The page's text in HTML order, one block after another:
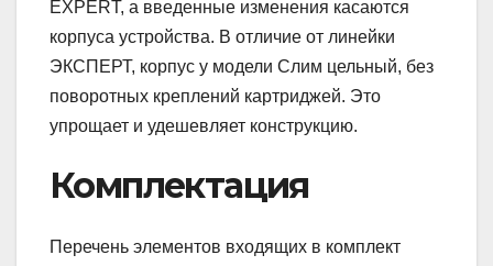
EXPERT, а введенные изменения касаются
корпуса устройства. В отличие от линейки
ЭКСПЕРТ, корпус у модели Слим цельный, без
поворотных креплений картриджей. Это
упрощает и удешевляет конструкцию.
Комплектация
Перечень элементов входящих в комплект